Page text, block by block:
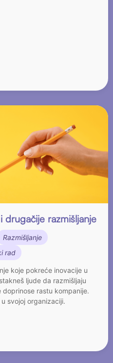
drugačije razmišljanje
Razmišljanje
rad
koje pokreće inovacije u
ljude da razmišljaju
rastu kompanije.
svojoj organizaciji.